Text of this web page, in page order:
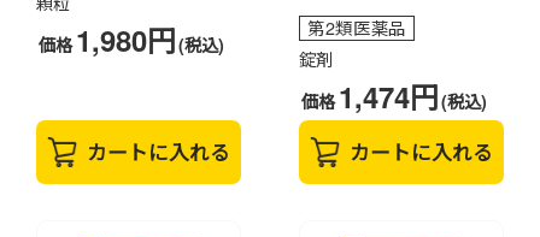
価格1,980円(税込)
カートに入れる
第2類医薬品
錠剤
価格1,474円(税込)
カートに入れる